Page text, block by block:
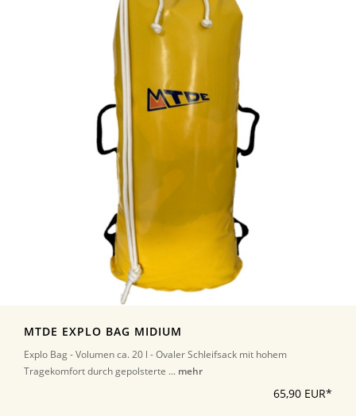
MTDE EXPLO BAG MIDIUM
Explo Bag - Volumen ca. 20 l - Ovaler Schleifsack mit hohem
Tragekomfort durch gepolsterte ... mehr
65,90 EUR*